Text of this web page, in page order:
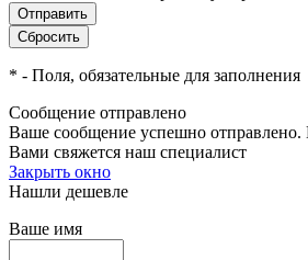
* - Поля, обязательные для заполнения
Сообщение отправлено
Ваше сообщение успешно
Вами свяжется наш специалист
Закрыть окно
Нашли дешевле
Ваше имя